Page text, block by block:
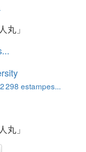
丸」
298 estampes...
丸」